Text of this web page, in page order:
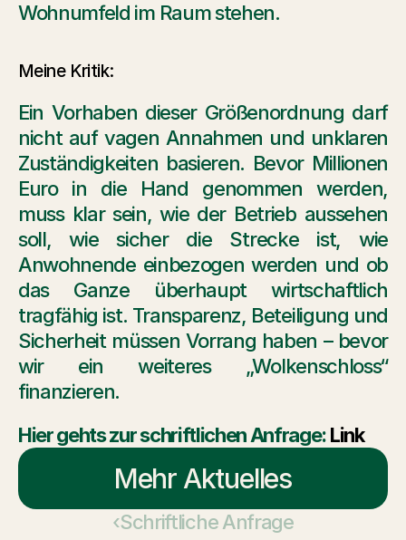
Wohnumfeld im Raum stehen.
Meine Kritik:
Ein Vorhaben dieser Größenordnung darf
nicht auf vagen Annahmen und unklaren
Zuständigkeiten basieren. Bevor Millionen
Euro in die Hand genommen werden,
muss klar sein, wie der Betrieb aussehen
soll, wie sicher die Strecke ist, wie
Anwohnende einbezogen werden und ob
das Ganze überhaupt wirtschaftlich
tragfähig ist. Transparenz, Beteiligung und
Sicherheit müssen Vorrang haben – bevor
wir ein weiteres „Wolkenschloss“
finanzieren.
Hier gehts zur schriftlichen Anfrage: Link
Mehr Aktuelles
‹Schriftliche Anfrage